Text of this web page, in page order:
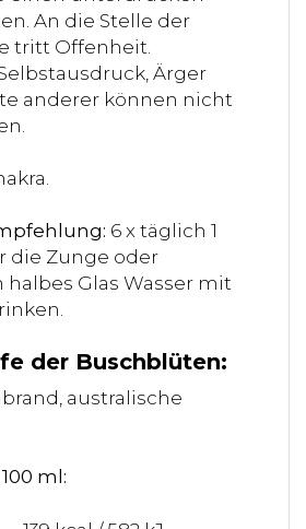
An die Stelle der
tritt Offenheit.
Ärger
anderer können nicht
6 x täglich 1
die Zunge oder
halbes Glas Wasser mit
der Buschblüten:
australische
ml: